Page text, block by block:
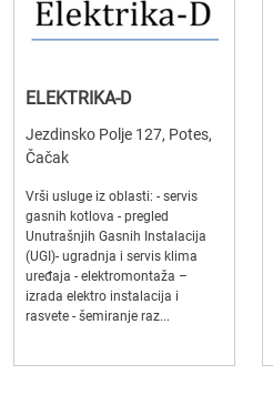
ELEKTRIKA-D
Jezdinsko Polje 127, Potes,
Čačak
Vrši usluge iz oblasti: - servis
gasnih kotlova - pregled
Unutrašnjih Gasnih Instalacija
(UGI)- ugradnja i servis klima
uređaja - elektromontaža –
izrada elektro instalacija i
rasvete - šemiranje raz...